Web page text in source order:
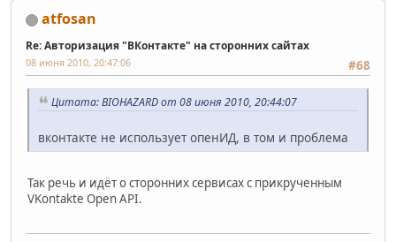
atfosan
Re: Авторизация "ВКонтакте" на сторонних сайтах
#68
08 июня 2010, 20:47:06
Цитата: BIOHAZARD от 08 июня 2010, 20:44:07
вконтакте не использует опенИД, в том и проблема
Так речь и идёт о сторонних сервисах с прикрученным
VKontakte Open API.